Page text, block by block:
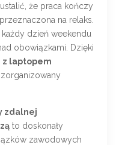
że praca kończy
na relaks.
dzień weekendu
obowiązkami. Dzięki
laptopem
zdalnej
to doskonały
zawodowych